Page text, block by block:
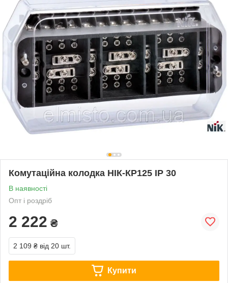
Комутаційна колодка НІК-КР125 IP 30
В наявності
Опт і роздріб
2 222 ₴
2 109 ₴ від 20 шт.
Купити